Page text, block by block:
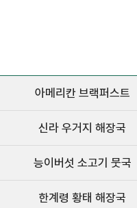
아메리칸 브랙퍼스트
신라 우거지 해장국
능이버섯 소고기 뭇국
한계령 황태 해장국